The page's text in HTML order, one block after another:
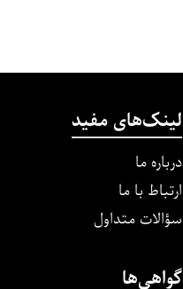
لینک‌های مفید
درباره ما
ارتباط با ما
سؤالات متداول
گواهی‌ها